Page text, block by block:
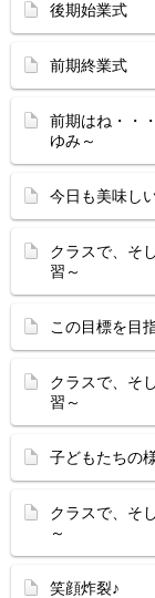
後期始業式
前期終業式
前期はね・・
ゆみ～
今日も美味し
クラスで、
習～
この目標を
クラスで、
習～
子どもたちの
クラスで、そ
～
笑顔炸裂♪